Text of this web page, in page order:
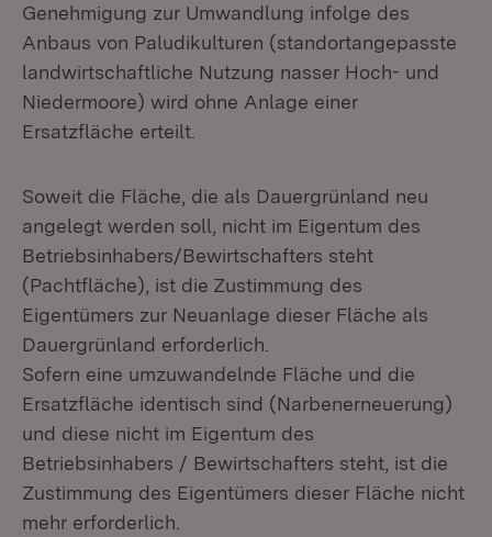
Genehmigung zur Umwandlung infolge des
Anbaus von Paludikulturen (standortangepasste
landwirtschaftliche Nutzung nasser Hoch- und
Niedermoore) wird ohne Anlage einer
Ersatzfläche erteilt.
Soweit die Fläche, die als Dauergrünland neu
angelegt werden soll, nicht im Eigentum des
Betriebsinhabers/Bewirtschafters steht
(Pachtfläche), ist die Zustimmung des
Eigentümers zur Neuanlage dieser Fläche als
Dauergrünland erforderlich.
Sofern eine umzuwandelnde Fläche und die
Ersatzfläche identisch sind (Narbenerneuerung)
und diese nicht im Eigentum des
Betriebsinhabers / Bewirtschafters steht, ist die
Zustimmung des Eigentümers dieser Fläche nicht
mehr erforderlich.